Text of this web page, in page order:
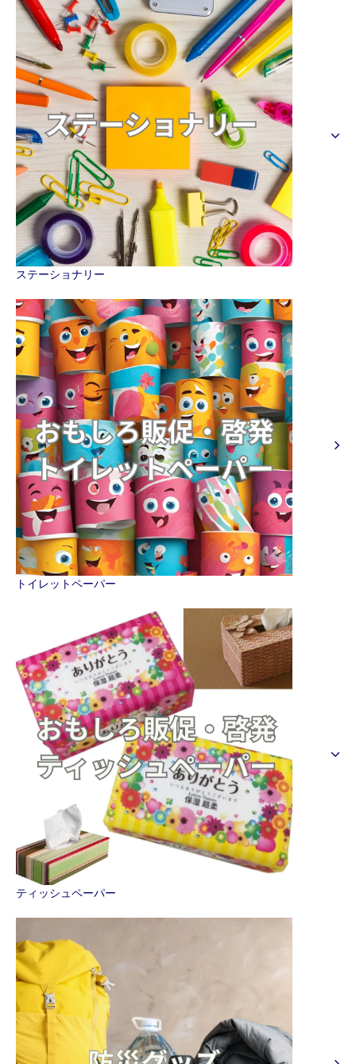
ステーショナリー
トイレットペーパー
ティッシュペーパー